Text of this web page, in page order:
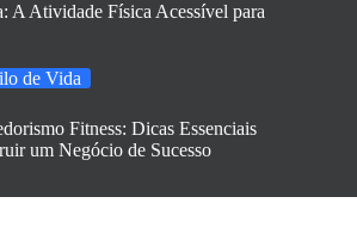
A Atividade Física Acessível para
de Vida
Fitness: Dicas Essenciais
um Negócio de Sucesso